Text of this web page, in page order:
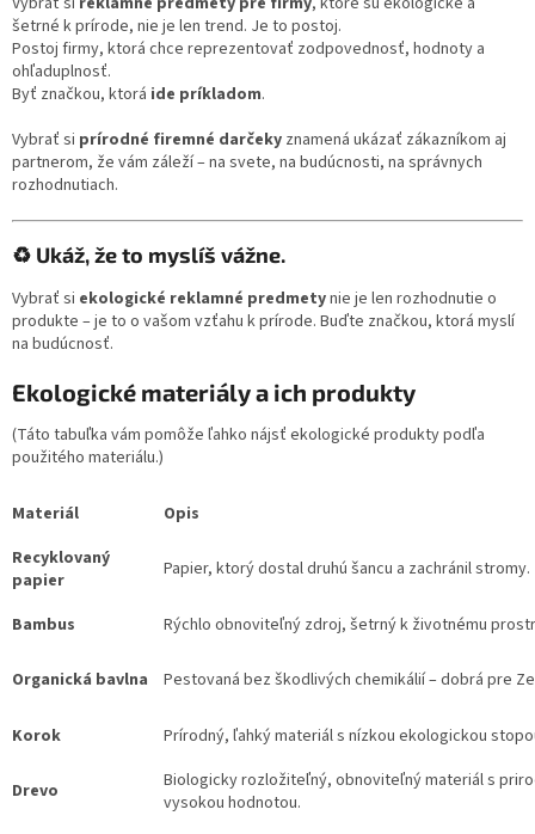
šetrné k prírode, nie je len trend. Je to postoj.
Postoj firmy, ktorá chce reprezentovať zodpovednosť, hodnoty a
ohľaduplnosť.
Byť značkou, ktorá ide príkladom.
Vybrať si prírodné firemné darčeky znamená ukázať zákazníkom aj
partnerom, že vám záleží – na svete, na budúcnosti, na správnych
rozhodnutiach.
♻️ Ukáž, že to myslíš vážne.
Vybrať si ekologické reklamné predmetynie je len rozhodnutie o
produkte – je to o vašom vzťahu k prírode. Buďte značkou, ktorá myslí
na budúcnosť.
Ekologické materiály a ich produkty
(Táto tabuľka vám pomôže ľahko nájsť ekologické produkty podľa
použitého materiálu.)
Materiál
Opis
Recyklovaný
papier
Papier, ktorý dostal druhú šancu a zachránil stromy.
Bambus Rýchlo obnoviteľný zdroj, šetrný k životnému
Organická bavlna Pestovaná bez škodlivých chemikálií – dobrá pre
Korok Prírodný, ľahký materiál s nízkou ekologickou
Drevo
Biologicky rozložiteľný, obnoviteľný materiál s
vysokou hodnotou.